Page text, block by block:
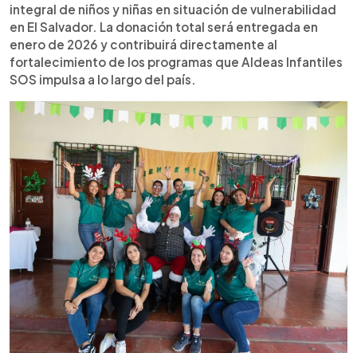
integral de niños y niñas en situación de vulnerabilidad
en El Salvador. La donación total será entregada en
enero de 2026 y contribuirá directamente al
fortalecimiento de los programas que Aldeas Infantiles
SOS impulsa a lo largo del país.